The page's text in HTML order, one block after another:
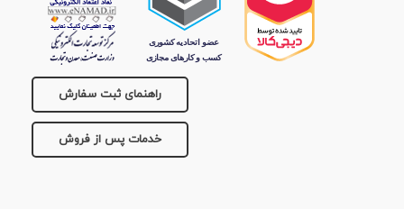
راهنمای ثبت سفارش
خدمات پس از فروش